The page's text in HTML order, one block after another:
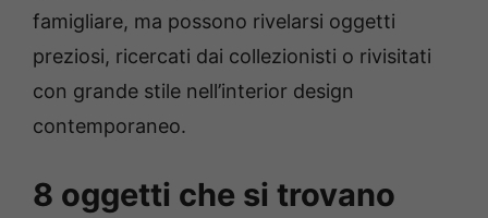
famigliare, ma possono rivelarsi oggetti
preziosi, ricercati dai collezionisti o rivisitati
con grande stile nell’interior design
contemporaneo.
8 oggetti che si trovano